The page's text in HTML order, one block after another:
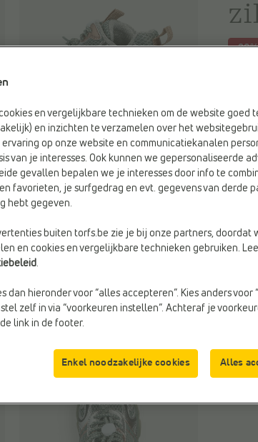
-20%
Vorige
Kleur
en vergelijkbare technieken om de website goed
en inzichten te verzamelen over het
op onze website en communicatiekanalen
van je interesses. Ook kunnen we gepersonaliseerde
gevallen bepalen we je interesses door info te
favorieten, je surfgedrag en evt. gegevens van derde
hebt gegeven.
buiten torfs.be zie je bij onze partners, doordat
en cookies en vergelijkbare technieken gebruiken.
.
dan hieronder voor “alles accepteren”. Kies anders voor
zelf in via “voorkeuren instellen”. Achteraf je
link in de footer.
Enkel noodzakelijke cookies Alles